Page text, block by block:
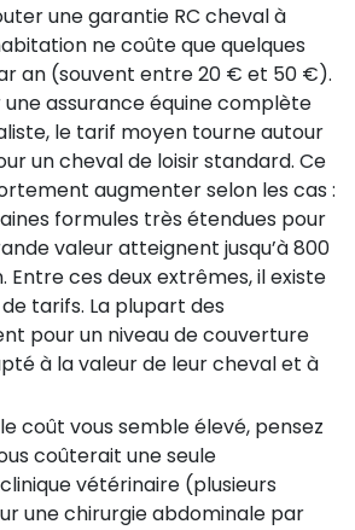
une garantie RC cheval à
ne coûte que quelques
an (souvent entre 20 € et 50 €).
une assurance équine complète
le tarif moyen tourne autour
un cheval de loisir standard. Ce
augmenter selon les cas :
formules très étendues pour
valeur atteignent jusqu’à 800
Entre ces deux extrêmes, il existe
tarifs. La plupart des
pour un niveau de couverture
à la valeur de leur cheval et à
coût vous semble élevé, pensez
coûterait une seule
vétérinaire (plusieurs
une chirurgie abdominale par